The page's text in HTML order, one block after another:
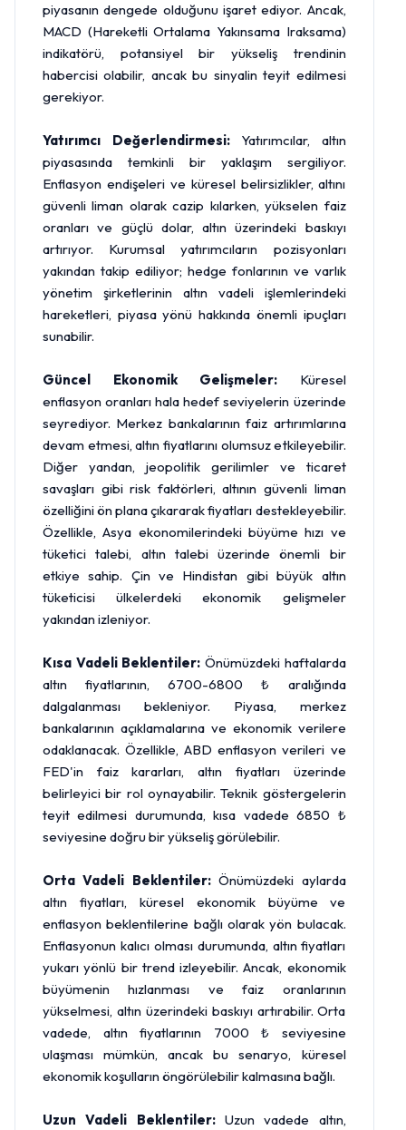
piyasanın dengede olduğunu işaret ediyor. Ancak,
MACD (Hareketli Ortalama Yakınsama Iraksama)
indikatörü, potansiyel bir yükseliş trendinin
habercisi olabilir, ancak bu sinyalin teyit edilmesi
gerekiyor.
Yatırımcı Değerlendirmesi:Yatırımcılar, altın
piyasasında temkinli bir yaklaşım sergiliyor.
Enflasyon endişeleri ve küresel belirsizlikler, altını
güvenli liman olarak cazip kılarken, yükselen faiz
oranları ve güçlü dolar, altın üzerindeki baskıyı
artırıyor. Kurumsal yatırımcıların pozisyonları
yakından takip ediliyor; hedge fonlarının ve varlık
yönetim şirketlerinin altın vadeli işlemlerindeki
hareketleri, piyasa yönü hakkında önemli ipuçları
sunabilir.
Güncel Ekonomik Gelişmeler: Küresel
enflasyon oranları hala hedef seviyelerin üzerinde
seyrediyor. Merkez bankalarının faiz artırımlarına
devam etmesi, altın fiyatlarını olumsuz etkileyebilir.
Diğer yandan, jeopolitik gerilimler ve ticaret
savaşları gibi risk faktörleri, altının güvenli liman
özelliğini ön plana çıkararak fiyatları destekleyebilir.
Özellikle, Asya ekonomilerindeki büyüme hızı ve
tüketici talebi, altın talebi üzerinde önemli bir
etkiye sahip. Çin ve Hindistan gibi büyük altın
tüketicisi ülkelerdeki ekonomik gelişmeler
yakından izleniyor.
Kısa Vadeli Beklentiler: Önümüzdeki haftalarda
altın fiyatlarının, 6700-6800 ₺ aralığında
dalgalanması bekleniyor. Piyasa, merkez
bankalarının açıklamalarına ve ekonomik verilere
odaklanacak. Özellikle, ABD enflasyon verileri ve
FED'in faiz kararları, altın fiyatları üzerinde
belirleyici bir rol oynayabilir. Teknik göstergelerin
teyit edilmesi durumunda, kısa vadede 6850 ₺
seviyesine doğru bir yükseliş görülebilir.
Orta Vadeli Beklentiler:Önümüzdeki aylarda
altın fiyatları, küresel ekonomik büyüme ve
enflasyon beklentilerine bağlı olarak yön bulacak.
Enflasyonun kalıcı olması durumunda, altın fiyatları
yukarı yönlü bir trend izleyebilir. Ancak, ekonomik
büyümenin hızlanması ve faiz oranlarının
yükselmesi, altın üzerindeki baskıyı artırabilir. Orta
vadede, altın fiyatlarının 7000 ₺ seviyesine
ulaşması mümkün, ancak bu senaryo, küresel
ekonomik koşulların öngörülebilir kalmasına bağlı.
Uzun Vadeli Beklentiler:Uzun vadede altın,